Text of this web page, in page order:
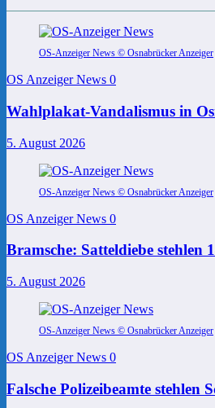
OS-Anzeiger News © Osnabrücker Anzeiger
OS Anzeiger News 0
Wahlplakat-Vandalismus in
5. August 2026
OS-Anzeiger News © Osnabrücker Anzeiger
OS Anzeiger News 0
Bramsche: Satteldiebe stehlen
5. August 2026
OS-Anzeiger News © Osnabrücker Anzeiger
OS Anzeiger News 0
Falsche Polizeibeamte stehlen